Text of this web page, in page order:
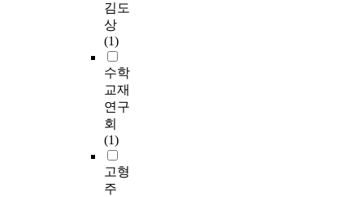
김도
상
(1)
수학
교재
연구
회
(1)
고형
주